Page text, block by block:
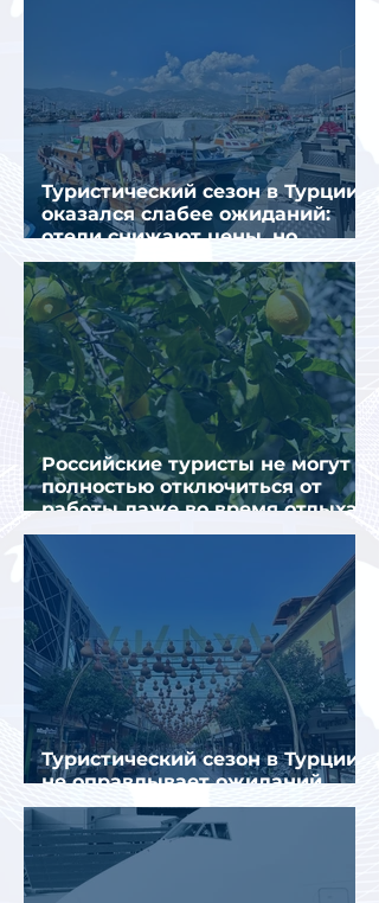
Туристический сезон в Турции
оказался слабее ожиданий:
отели снижают цены, но
загрузка остается низкой
Российские туристы не могут
полностью отключиться от
работы даже во время отдыха
в Турции
Туристический сезон в Турции
не оправдывает ожиданий
отрасли